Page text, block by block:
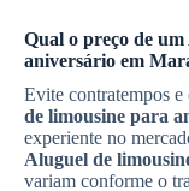
Qual o preço de um
aniversário em
Evite contratempos e
de limousine para
experiente no
Aluguel de
variam conforme o